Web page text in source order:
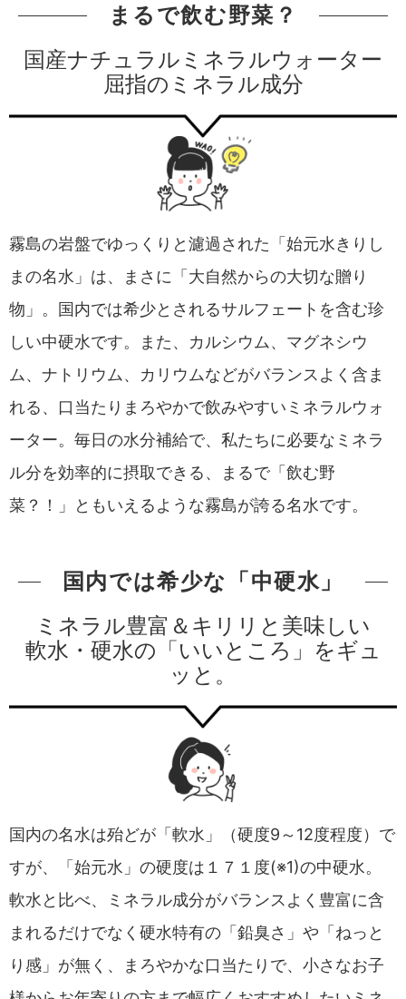
まるで飲む野菜？
国産ナチュラルミネラルウォーター
屈指のミネラル成分
霧島の岩盤でゆっくりと濾過された「始元水きりし
まの名水」は、まさに「大自然からの大切な贈り
物」。国内では希少とされるサルフェートを含む珍
しい中硬水です。また、カルシウム、マグネシウ
ム、ナトリウム、カリウムなどがバランスよく含ま
れる、口当たりまろやかで飲みやすいミネラルウォ
ーター。毎日の水分補給で、私たちに必要なミネラ
ル分を効率的に摂取できる、まるで「飲む野
菜？！」ともいえるような霧島が誇る名水です。
国内では希少な「中硬水」
ミネラル豊富＆キリリと美味しい
軟水・硬水の「いいところ」をギュ
ッと。
国内の名水は殆どが「軟水」（硬度9～12度程度）で
すが、「始元水」の硬度は１７１度(※1)の中硬水。
軟水と比べ、ミネラル成分がバランスよく豊富に含
まれるだけでなく硬水特有の「鉛臭さ」や「ねっと
り感」が無く、まろやかな口当たりで、小さなお子